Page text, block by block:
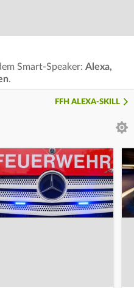
Smart-Speaker: Alexa,
.
FFH ALEXA-SKILL